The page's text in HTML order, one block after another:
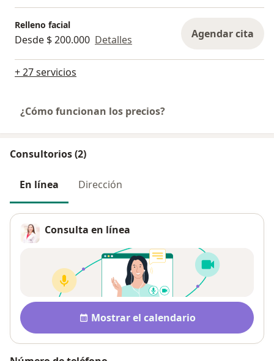
Relleno facial
Desde $ 200.000 Detalles Agendar cita
+ 27 servicios
¿Cómo funcionan los precios?
Consultorios (2)
En línea Dirección
Consulta en línea
Disponibilidad
Mostrar el calendario